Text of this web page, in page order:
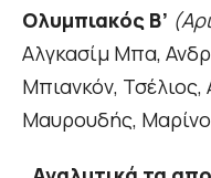
Ολυμπιακός Β’
Αλγκασίμ Μπα,
Μπιανκόν,
Μαυρουδής,